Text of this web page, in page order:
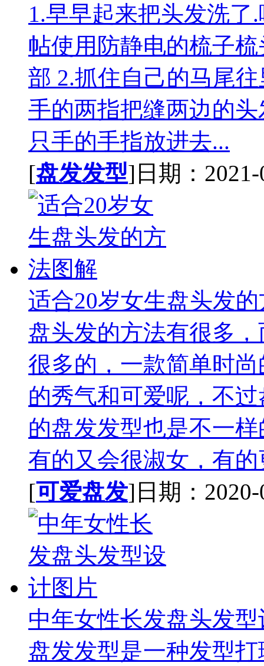
1.早早起来把头发洗
帖使用防静电的梳子
部 2.抓住自己的马尾
手的两指把缝两边的
只手的手指放进去...
[盘发发型]日期：2021-
适合20岁女生盘头发
盘头发的方法有很多
很多的，一款简单时
的秀气和可爱呢，不
的盘发发型也是不一
有的又会很淑女，有的
[可爱盘发]日期：2020-
中年女性长发盘头发
盘发发型是一种发型